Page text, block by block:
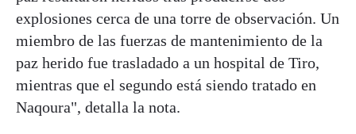
explosiones cerca de una torre de observación. Un
miembro de las fuerzas de mantenimiento de la
paz herido fue trasladado a un hospital de Tiro,
mientras que el segundo está siendo tratado en
Naqoura", detalla la nota.